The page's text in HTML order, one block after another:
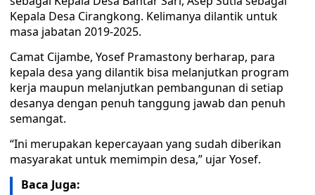
Kepala Desa Cirangkong. Kelimanya dilantik untuk
masa jabatan 2019-2025.
Camat Cijambe, Yosef Pramastony berharap, para
kepala desa yang dilantik bisa melanjutkan program
kerja maupun melanjutkan pembangunan di setiap
desanya dengan penuh tanggung jawab dan penuh
semangat.
“Ini merupakan kepercayaan yang sudah diberikan
masyarakat untuk memimpin desa,” ujar Yosef.
Baca Juga: